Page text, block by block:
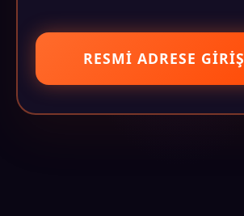
RESMI ADRESE